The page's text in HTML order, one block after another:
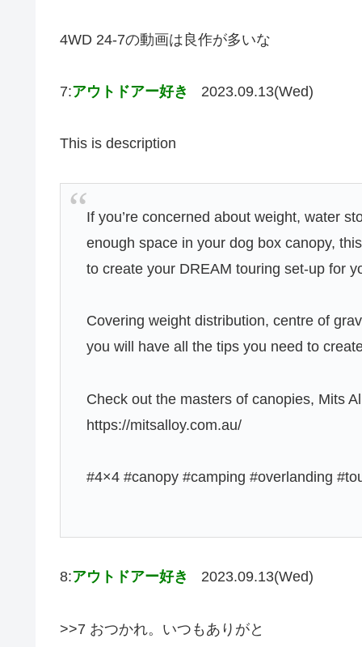
4WD 24-7の動画は良作が多いな
7:アウトドアー好き 2023.09.13(Wed)
This is description
If you’re concerned about weight, water
enough space in your dog box canopy,
to create your DREAM touring set-up for
Covering weight distribution, centre of
you will have all the tips you need to
Check out the masters of canopies, Mits
https://mitsalloy.com.au/
#4×4 #canopy #camping #overlanding
8:アウトドアー好き 2023.09.13(Wed)
>>7 おつかれ。いつもありがと